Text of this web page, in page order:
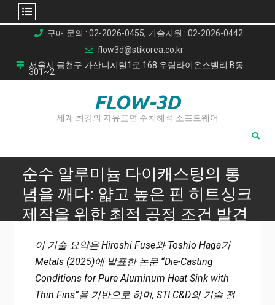
content
구매 문의 : 02-2026-0455, 기술지원 : 02-2026-0442
flow3d@stikorea.co.kr
서울시 금천구 가산디지털1로 168 우림라이온스밸리 B동
301~2
FLOW-3D
세계 최강의 자유표면 수치해석 소프트웨어
순수 알루미늄 다이캐스팅의 통
념을 깨다: 얇고 높은 핀 히트싱크
제작을 위한 최적 공정 조건 발견
순수 알루미늄 다이캐스팅의 통념을 깨다: 얇고 높은 핀 히트
싱크 제작을 위한 최적 공정 조건 발견
이 기술 요약은 Hiroshi Fuse와 Toshio Haga가
Metals (2025)에 발표한 논문 “Die-Casting
Conditions for Pure Aluminum Heat Sink with
Thin Fins”을 기반으로 하며, STI C&D의 기술 전